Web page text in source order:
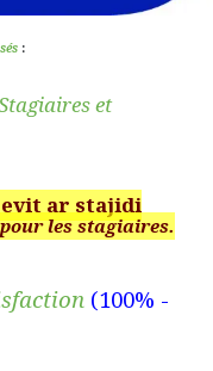
:
et
ar stajidi
les stagiaires.
(100% -